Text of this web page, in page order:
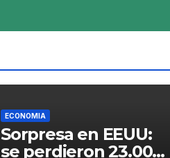
ECONOMIA
Sorpresa en EEUU:
se perdieron 23.000